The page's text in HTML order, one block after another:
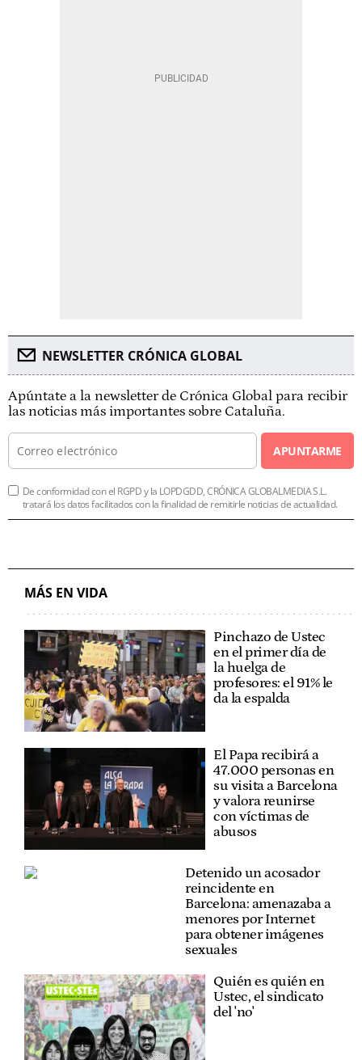
NEWSLETTER CRÓNICA GLOBAL
Apúntate a la newsletter de Crónica Global para recibir
las noticias más importantes sobre Cataluña.
APUNTARME
De conformidad con el RGPD y la LOPDGDD, CRÓNICA GLOBALMEDIA S.L.
tratará los datos facilitados con la finalidad de remitirle noticias de actualidad.
MÁS EN VIDA
Pinchazo de Ustec
en el primer día de
la huelga de
profesores: el 91% le
da la espalda
El Papa recibirá a
47.000 personas en
su visita a Barcelona
y valora reunirse
con víctimas de
abusos
Detenido un acosador
reincidente en
Barcelona: amenazaba a
menores por Internet
para obtener imágenes
sexuales
Quién es quién en
Ustec, el sindicato
del 'no'